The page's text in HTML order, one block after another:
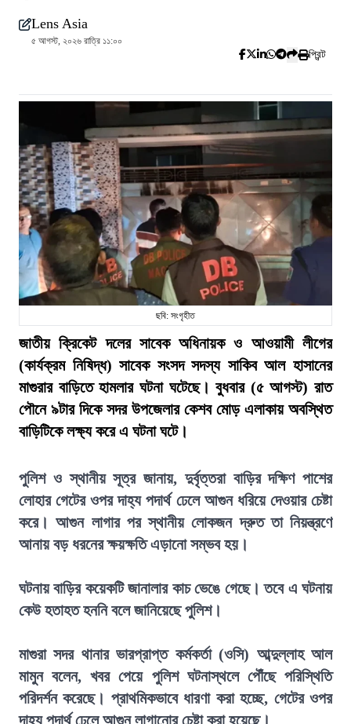
Lens Asia
৫ আগস্ট, ২০২৬ রাত্রি ১১:০০
প্রিন্ট
ছবি: সংগৃহীত
জাতীয় ক্রিকেট দলের সাবেক অধিনায়ক ও আওয়ামী লীগের
(কার্যক্রম নিষিদ্ধ) সাবেক সংসদ সদস্য সাকিব আল হাসানের
মাগুরার বাড়িতে হামলার ঘটনা ঘটেছে। বুধবার (৫ আগস্ট) রাত
পৌনে ৯টার দিকে সদর উপজেলার কেশব মোড় এলাকায় অবস্থিত
বাড়িটিকে লক্ষ্য করে এ ঘটনা ঘটে।
পুলিশ ও স্থানীয় সূত্র জানায়, দুর্বৃত্তরা বাড়ির দক্ষিণ পাশের
লোহার গেটের ওপর দাহ্য পদার্থ ঢেলে আগুন ধরিয়ে দেওয়ার চেষ্টা
করে। আগুন লাগার পর স্থানীয় লোকজন দ্রুত তা নিয়ন্ত্রণে
আনায় বড় ধরনের ক্ষয়ক্ষতি এড়ানো সম্ভব হয়।
ঘটনায় বাড়ির কয়েকটি জানালার কাচ ভেঙে গেছে। তবে এ ঘটনায়
কেউ হতাহত হননি বলে জানিয়েছে পুলিশ।
মাগুরা সদর থানার ভারপ্রাপ্ত কর্মকর্তা (ওসি) আব্দুল্লাহ আল
মামুন বলেন, খবর পেয়ে পুলিশ ঘটনাস্থলে পৌঁছে পরিস্থিতি
পরিদর্শন করেছে। প্রাথমিকভাবে ধারণা করা হচ্ছে, গেটের ওপর
দাহ্য পদার্থ ঢেলে আগুন লাগানোর চেষ্টা করা হয়েছে।